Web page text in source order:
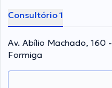
Consultório 1
Av. Abílio Machado, 160
Formiga